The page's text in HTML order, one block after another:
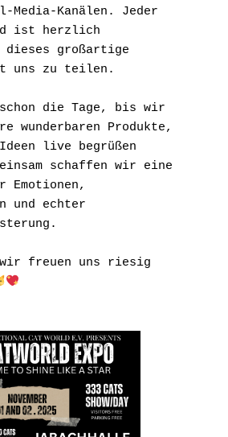
Media-Kanälen. Jeder
ist herzlich
dieses großartige
uns zu teilen.
die Tage, bis wir
wunderbaren Produkte,
live begrüßen
schaffen wir eine
Emotionen,
und echter
freuen uns riesig